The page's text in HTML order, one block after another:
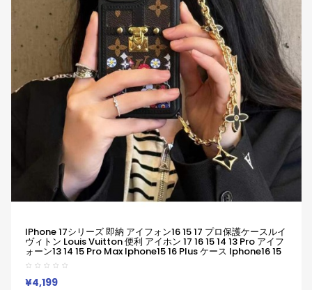
IPhone 17シリーズ 即納 アイフォン16 15 17 プロ保護ケースルイ
ヴィトン Louis Vuitton 便利 アイホン 17 16 15 14 13 Pro アイフ
ォーン13 14 15 Pro Max Iphone15 16 Plus ケース Iphone16 15
17 12 13 Pro Max 14ブランドルイヴィトン Louis Vuittonスマホ
ケースIphone 16 15ケース 人気付き個性潮 已用
¥4,199